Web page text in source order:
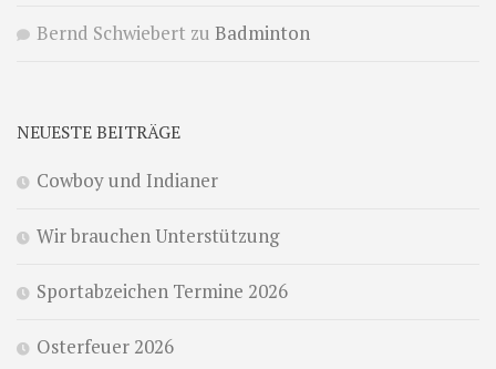
Bernd Schwiebert zu Badminton
NEUESTE BEITRÄGE
Cowboy und Indianer
Wir brauchen Unterstützung
Sportabzeichen Termine 2026
Osterfeuer 2026